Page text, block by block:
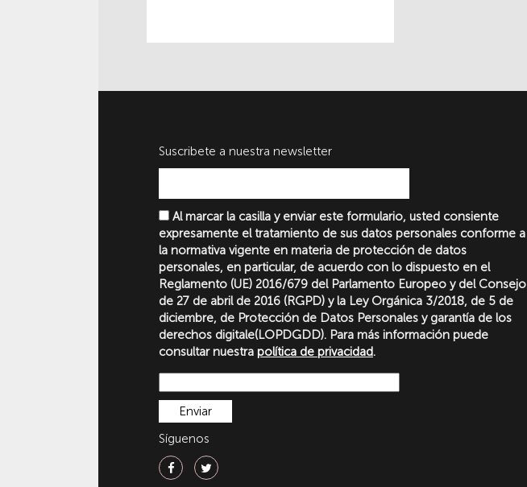
Suscribete a nuestra newsletter
Al marcar la casilla y enviar este formulario, usted consiente
expresamente el tratamiento de sus datos personales conforme a
la normativa vigente en materia de protección de datos
personales, en particular, de acuerdo con lo dispuesto en el
Reglamento (UE) 2016/679 del Parlamento Europeo y del Consejo
de 27 de abril de 2016 (RGPD) y la Ley Orgánica 3/2018, de 5 de
diciembre, de Protección de Datos Personales y garantía de los
derechos digitale(LOPDGDD). Para más información puede
consultar nuestra política de privacidad.
Síguenos